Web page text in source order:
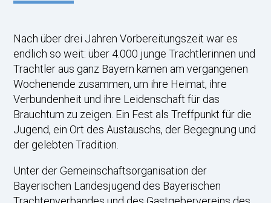
Nach über drei Jahren Vorbereitungszeit war es
endlich so weit: über 4.000 junge Trachtlerinnen und
Trachtler aus ganz Bayern kamen am vergangenen
Wochenende zusammen, um ihre Heimat, ihre
Verbundenheit und ihre Leidenschaft für das
Brauchtum zu zeigen. Ein Fest als Treffpunkt für die
Jugend, ein Ort des Austauschs, der Begegnung und
der gelebten Tradition.
Unter der Gemeinschaftsorganisation der
Bayerischen Landesjugend des Bayerischen